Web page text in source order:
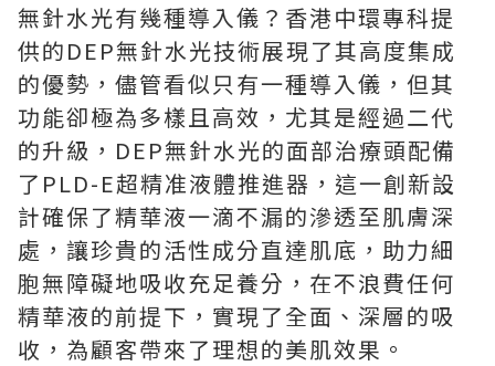
無針水光有幾種導入儀？香港中環專科提
供的DEP無針水光技術展現了其高度集成
的優勢，儘管看似只有一種導入儀，但其
功能卻極為多樣且高效，尤其是經過二代
的升級，DEP無針水光的面部治療頭配備
了PLD-E超精准液體推進器，這一創新設
計確保了精華液一滴不漏的滲透至肌膚深
處，讓珍貴的活性成分直達肌底，助力細
胞無障礙地吸收充足養分，在不浪費任何
精華液的前提下，實現了全面、深層的吸
收，為顧客帶來了理想的美肌效果。